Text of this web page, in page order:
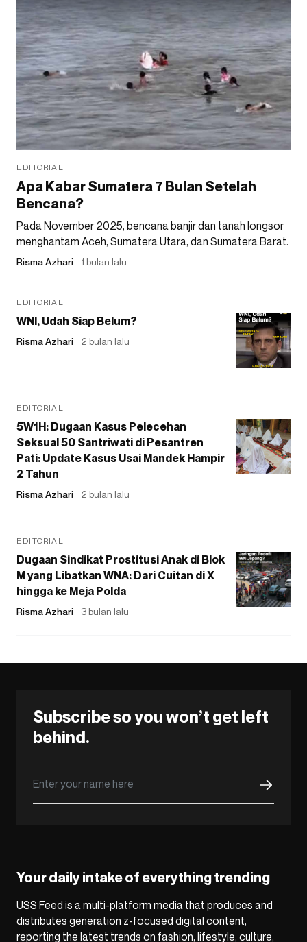
EDITORIAL
Apa Kabar Sumatera 7 Bulan Setelah
Bencana?
Pada November 2025, bencana banjir dan tanah longsor
menghantam Aceh, Sumatera Utara, dan Sumatera Barat.
Risma Azhari 1 bulan lalu
EDITORIAL
WNI, Udah Siap Belum?
Risma Azhari 2 bulan lalu
EDITORIAL
5W1H: Dugaan Kasus Pelecehan
Seksual 50 Santriwati di Pesantren
Pati: Update Kasus Usai Mandek Hampir
2 Tahun
Risma Azhari 2 bulan lalu
EDITORIAL
Dugaan Sindikat Prostitusi Anak di Blok
M yang Libatkan WNA: Dari Cuitan di X
hingga ke Meja Polda
Risma Azhari 3 bulan lalu
Subscribe so you won’t get left
behind.
Your daily intake of everything trending
USS Feed is a multi-platform media that produces and
distributes generation z-focused digital content,
reporting the latest trends on fashion, lifestyle, culture,